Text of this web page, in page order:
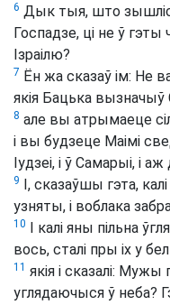
6 Дык тыя, што
Госпадзе, ці не ў
Ізраілю?
7 Ён жа сказаў ім: Не
якія Бацька
8 але вы атрымаеце
і вы будзеце Маімі
Іудзеі, і ў Самарыі, і
9 І, сказаўшы гэта,
узняты, і воблака
10
І калі яны пільна
вось, сталі пры іх у
11 якія і сказалі: Мужы
углядаючыся ў неба?